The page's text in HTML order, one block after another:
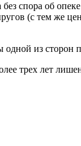
спора об
(с тем же
из сторон
трех лет